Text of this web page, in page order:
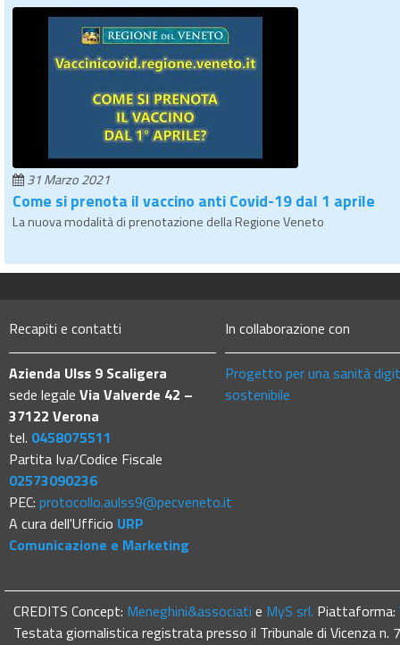
31 Marzo 2021
Come si prenota il vaccino anti Covid-19 dal 1 aprile
La nuova modalità di prenotazione della Regione Veneto
Recapiti e contatti
Azienda Ulss 9 Scaligera
sede legale Via Valverde 42 –
37122 Verona
tel. 0458075511
Partita Iva/Codice Fiscale
02573090236
PEC: protocollo.aulss9@pecveneto.it
A cura dell'Ufficio URP
Comunicazione e Marketing
In collaborazione con
Progetto per una sanità
sostenibile
CREDITS Concept: Meneghini&associati e MyS srl. Piattaforma:
Testata giornalistica registrata presso il Tribunale di Vicenza n.